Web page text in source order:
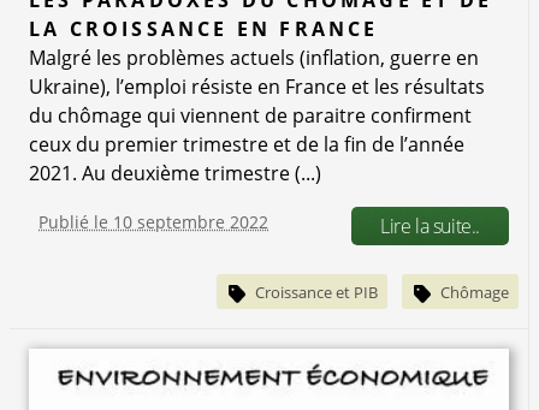
LA CROISSANCE EN FRANCE
Malgré les problèmes actuels (inflation, guerre en
Ukraine), l’emploi résiste en France et les résultats
du chômage qui viennent de paraitre confirment
ceux du premier trimestre et de la fin de l’année
2021. Au deuxième trimestre (...)
Publié le 10 septembre 2022 Lire la suite..
Croissance et PIB Chômage